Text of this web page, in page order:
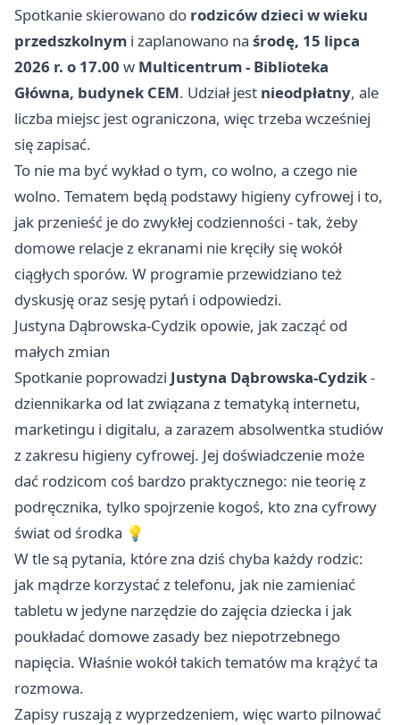
Spotkanie skierowano do rodziców dzieci w wieku
przedszkolnym i zaplanowano na środę, 15 lipca
2026 r. o 17.00 w Multicentrum - Biblioteka
Główna, budynek CEM. Udział jest nieodpłatny, ale
liczba miejsc jest ograniczona, więc trzeba wcześniej
się zapisać.
To nie ma być wykład o tym, co wolno, a czego nie
wolno. Tematem będą podstawy higieny cyfrowej i to,
jak przenieść je do zwykłej codzienności - tak, żeby
domowe relacje z ekranami nie kręciły się wokół
ciągłych sporów. W programie przewidziano też
dyskusję oraz sesję pytań i odpowiedzi.
Justyna Dąbrowska-Cydzik opowie, jak zacząć od
małych zmian
Spotkanie poprowadzi Justyna Dąbrowska-Cydzik-
dziennikarka od lat związana z tematyką internetu,
marketingu i digitalu, a zarazem absolwentka studiów
z zakresu higieny cyfrowej. Jej doświadczenie może
dać rodzicom coś bardzo praktycznego: nie teorię z
podręcznika, tylko spojrzenie kogoś, kto zna cyfrowy
świat od środka 💡
W tle są pytania, które zna dziś chyba każdy rodzic:
jak mądrze korzystać z telefonu, jak nie zamieniać
tabletu w jedyne narzędzie do zajęcia dziecka i jak
poukładać domowe zasady bez niepotrzebnego
napięcia. Właśnie wokół takich tematów ma krążyć ta
rozmowa.
Zapisy ruszają z wyprzedzeniem, więc warto pilnować